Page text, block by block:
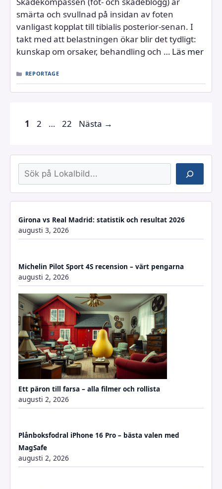
smärta och svullnad på insidan av foten
vanligast kopplat till tibialis posterior‑senan. I
takt med att belastningen ökar blir det tydligt:
kunskap om orsaker, behandling och … Läs mer
KATEGORIER
REPORTAGE
Sida
1 Sida
2 … Sida
22 Nästa →
Sök
Girona vs Real Madrid: statistik och resultat 2026
augusti 3, 2026
Michelin Pilot Sport 4S recension – värt pengarna
augusti 2, 2026
Ett päron till farsa – alla filmer och rollista
augusti 2, 2026
Plånboksfodral iPhone 16 Pro – bästa valen med
MagSafe
augusti 2, 2026